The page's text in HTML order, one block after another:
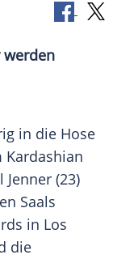
werden
in die Hose
Kardashian
Jenner (23)
Saals
in Los
die